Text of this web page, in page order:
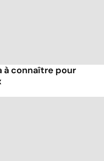
à connaître pour